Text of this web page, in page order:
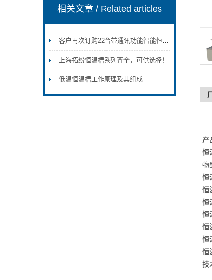
相关文章/ Related articles
客户再次订购22台带通讯功能智能恒温循环器
上海拓纷恒温槽系列齐全，可供选择！
低温恒温槽工作原理及其组成
产
恒
物
恒
恒
恒
恒
恒
恒
恒
技